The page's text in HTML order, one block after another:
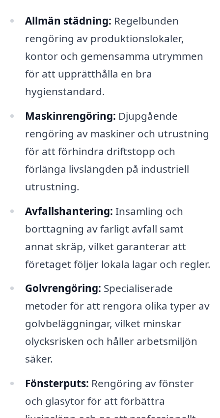
Allmän städning: Regelbunden
rengöring av produktionslokaler,
kontor och gemensamma utrymmen
för att upprätthålla en bra
hygienstandard.
Maskinrengöring: Djupgående
rengöring av maskiner och utrustning
för att förhindra driftstopp och
förlänga livslängden på industriell
utrustning.
Avfallshantering: Insamling och
borttagning av farligt avfall samt
annat skräp, vilket garanterar att
företaget följer lokala lagar och regler.
Golvrengöring: Specialiserade
metoder för att rengöra olika typer av
golvbeläggningar, vilket minskar
olycksrisken och håller arbetsmiljön
säker.
Fönsterputs: Rengöring av fönster
och glasytor för att förbättra